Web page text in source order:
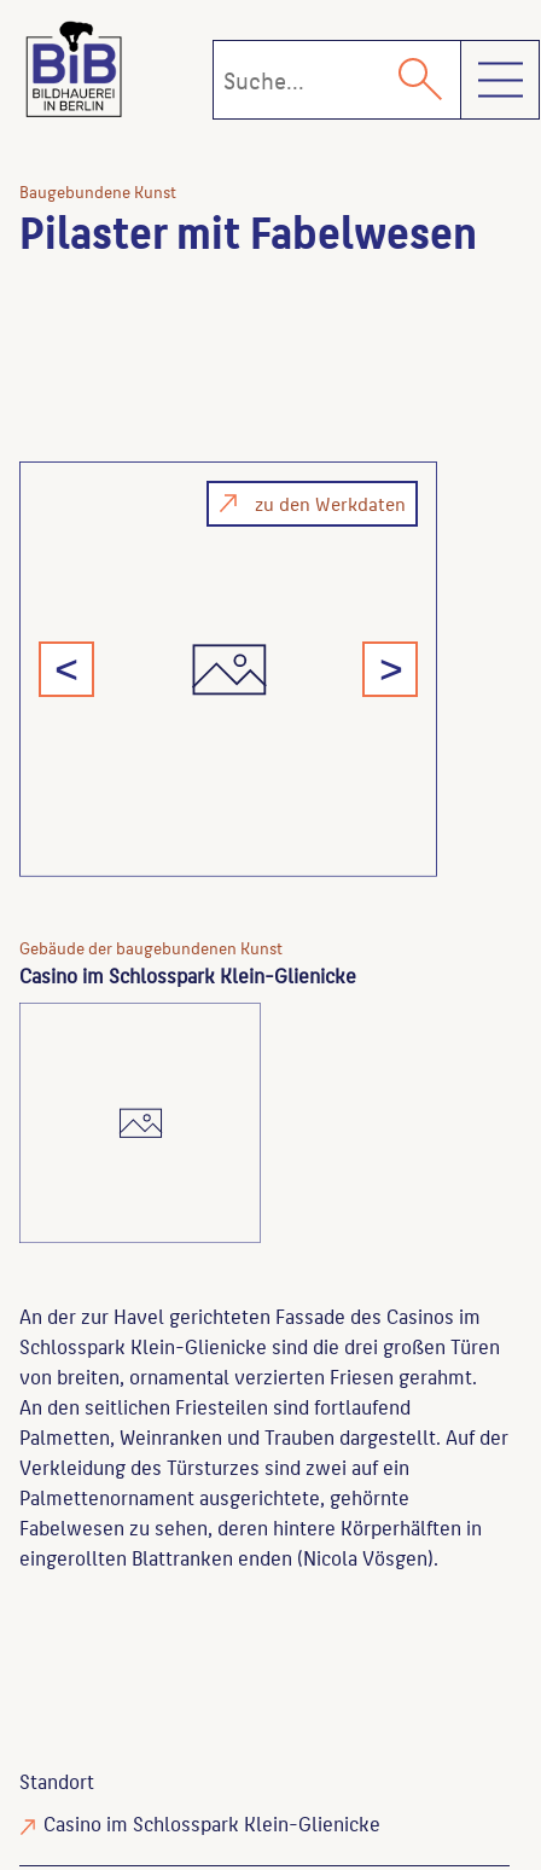
Baugebundene Kunst
Pilaster mit Fabelwesen
< >
zu den Werkdaten
Gebäude der baugebundenen Kunst
Casino im Schlosspark Klein-Glienicke
An der zur Havel gerichteten Fassade des Casinos im
Schlosspark Klein-Glienicke sind die drei großen Türen
von breiten, ornamental verzierten Friesen gerahmt.
An den seitlichen Friesteilen sind fortlaufend
Palmetten, Weinranken und Trauben dargestellt. Auf der
Verkleidung des Türsturzes sind zwei auf ein
Palmettenornament ausgerichtete, gehörnte
Fabelwesen zu sehen, deren hintere Körperhälften in
eingerollten Blattranken enden (Nicola Vösgen).
Standort
Casino im Schlosspark Klein-Glienicke